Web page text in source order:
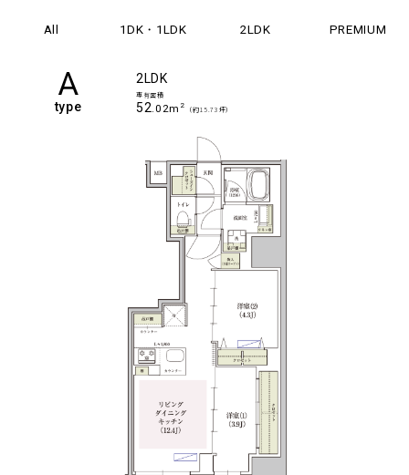
All 1DK・1LDK 2LDK PREMIUM
A
type
2LDK
専有面積
52 .02m 2 （約15.73坪）